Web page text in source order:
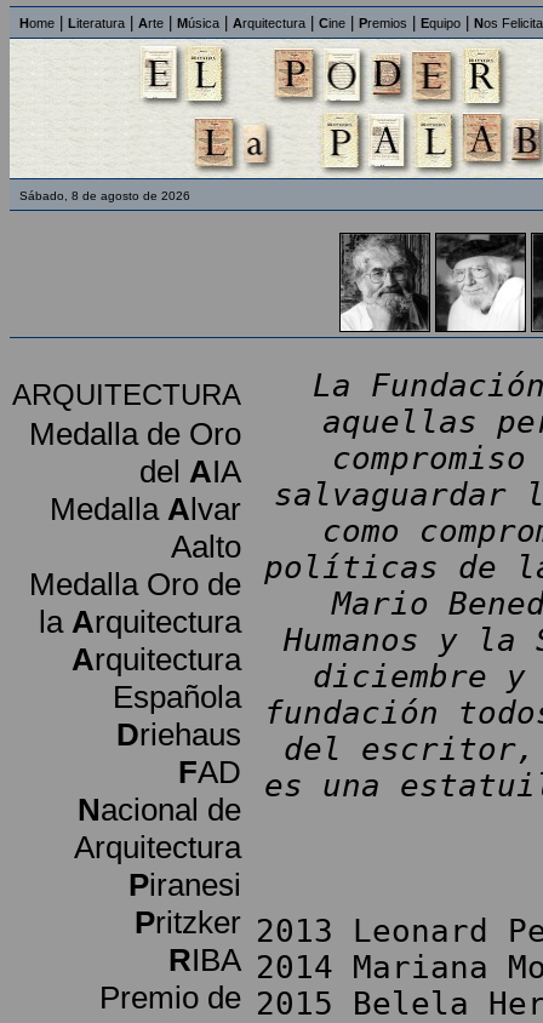
Home Literatura Arte Música Arquitectura Cine Premios Equipo Nos
Sábado, 8 de agosto de 2026
ARQUITECTURA
Medalla de Oro
del AIA
Medalla Alvar
Aalto
Medalla Oro de
la Arquitectura
Arquitectura
Española
Driehaus
FAD
Nacional de
Arquitectura
Piranesi
Pritzker
RIBA
Premio de
La
aquellas
salvaguardar
como
políticas de la
Mario
Humanos y
diciembre
fundación
del escritor,
es una
2013 Leonard
2014 Mariana
2015 Belela